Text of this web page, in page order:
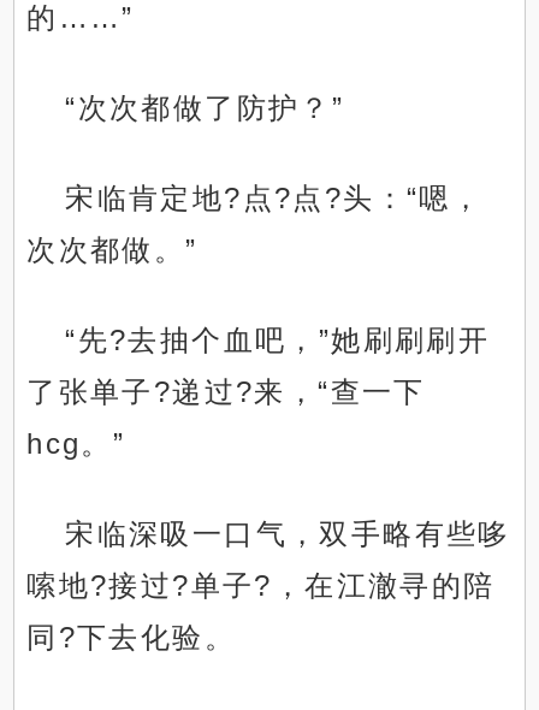
的……”
“次次都做了防护？”
宋临肯定地?点?点?头：“嗯，
次次都做。”
“先?去抽个血吧，”她刷刷刷开
了张单子?递过?来，“查一下
hcg。”
宋临深吸一口气，双手略有些哆
嗦地?接过?单子?，在江澈寻的陪
同?下去化验。